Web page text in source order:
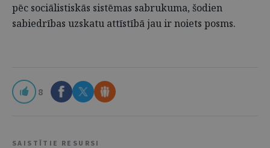
pēc sociālistiskās sistēmas sabrukuma, šodien
sabiedrības uzskatu attīstībā jau ir noiets posms.
8
SAISTĪTIE RESURSI